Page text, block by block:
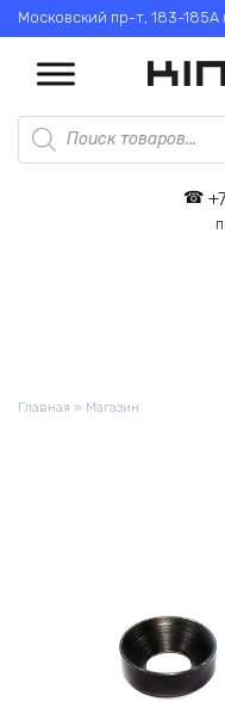
Перейти
к
содержанию
Московский пр-т, 183-185А
Поиск
товаров
Главная » Магазин